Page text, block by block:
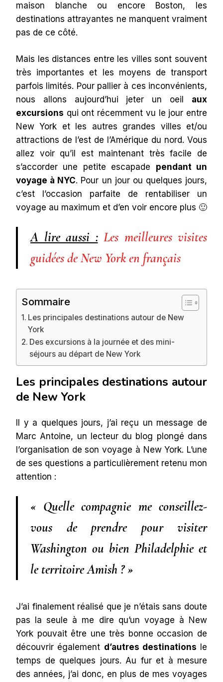
maison blanche ou encore Boston, les
destinations attrayantes ne manquent vraiment
pas de ce côté.
Mais les distances entre les villes sont souvent
très importantes et les moyens de transport
parfois limités. Pour pallier à ces inconvénients,
nous allons aujourd’hui jeter un oeil aux
excursions qui ont récemment vu le jour entre
New York et les autres grandes villes et/ou
attractions de l’est de l’Amérique du nord. Vous
allez voir qu’il est maintenant très facile de
s’accorder une petite escapade pendant un
voyage à NYC. Pour un jour ou quelques jours,
c’est l’occasion parfaite de rentabiliser un
voyage au maximum et d’en voir encore plus 🙂
A lire aussi : Les meilleures visites
guidées de New York en français
Sommaire
Les principales destinations autour de New
York
Des excursions à la journée et des mini-
séjours au départ de New York
Les principales destinations autour
de New York
Il y a quelques jours, j’ai reçu un message de
Marc Antoine, un lecteur du blog plongé dans
l’organisation de son voyage à New York. L’une
de ses questions a particulièrement retenu mon
attention :
« Quelle compagnie me conseillez-
vous de prendre pour visiter
Washington ou bien Philadelphie et
le territoire Amish ? »
J’ai finalement réalisé que je n’étais sans doute
pas la seule à me dire qu’un voyage à New
York pouvait être une très bonne occasion de
découvrir également d’autres destinations le
temps de quelques jours. Au fur et à mesure
des années, j’ai donc, en plus de mes voyages